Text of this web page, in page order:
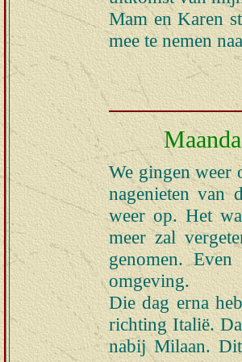
Mam en Karen
mee te nemen
We gingen weer
nagenieten van
weer op. Het
meer zal
genomen.
omgeving.
Die dag erna
richting Italië.
nabij Milaan.